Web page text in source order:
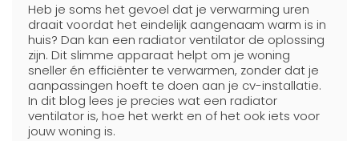
Heb je soms het gevoel dat je verwarming uren
draait voordat het eindelijk aangenaam warm is in
huis? Dan kan een radiator ventilator de oplossing
zijn. Dit slimme apparaat helpt om je woning
sneller én efficiënter te verwarmen, zonder dat je
aanpassingen hoeft te doen aan je cv-installatie.
In dit blog lees je precies wat een radiator
ventilator is, hoe het werkt en of het ook iets voor
jouw woning is.